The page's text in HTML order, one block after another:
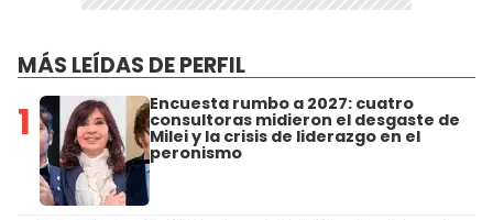
MÁS LEÍDAS DE PERFIL
1 Encuesta rumbo a 2027: cuatro
consultoras midieron el desgaste de
Milei y la crisis de liderazgo en el
peronismo